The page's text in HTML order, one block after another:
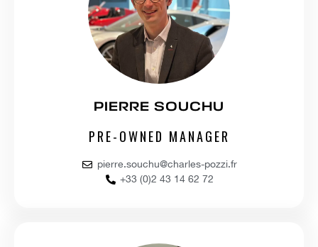
PIERRE SOUCHU
PRE-OWNED MANAGER
pierre.souchu@charles-pozzi.fr
+33 (0)2 43 14 62 72